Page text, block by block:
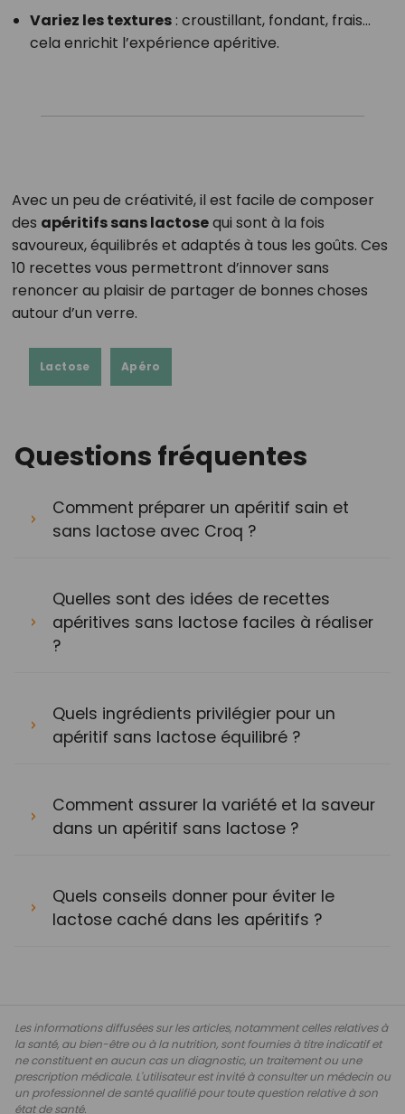
Variez les textures: croustillant, fondant, frais…
cela enrichit l’expérience apéritive.
Avec un peu de créativité, il est facile de composer
des apéritifs sans lactosequi sont à la fois
savoureux, équilibrés et adaptés à tous les goûts. Ces
10 recettes vous permettront d’innover sans
renoncer au plaisir de partager de bonnes choses
autour d’un verre.
Lactose Apéro
Questions fréquentes
Comment préparer un apéritif sain et
sans lactose avec Croq ?
Quelles sont des idées de recettes
apéritives sans lactose faciles à réaliser
?
Quels ingrédients privilégier pour un
apéritif sans lactose équilibré ?
Comment assurer la variété et la saveur
dans un apéritif sans lactose ?
Quels conseils donner pour éviter le
lactose caché dans les apéritifs ?
Les informations diffusées sur les articles, notamment celles relatives à
la santé, au bien-être ou à la nutrition, sont fournies à titre indicatif et
ne constituent en aucun cas un diagnostic, un traitement ou une
prescription médicale. L'utilisateur est invité à consulter un médecin ou
un professionnel de santé qualifié pour toute question relative à son
état de santé.